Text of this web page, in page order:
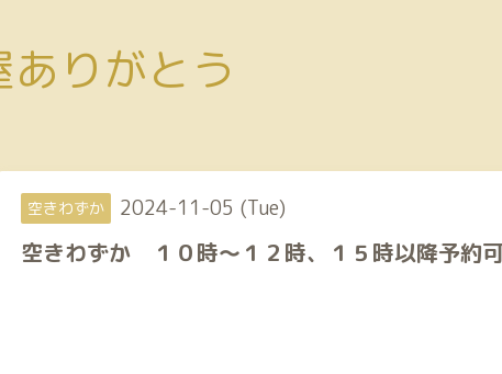
りがとう
空きわずか 2024-11-05 (Tue)
空きわずか １０時〜１２時、１５時以降予約可